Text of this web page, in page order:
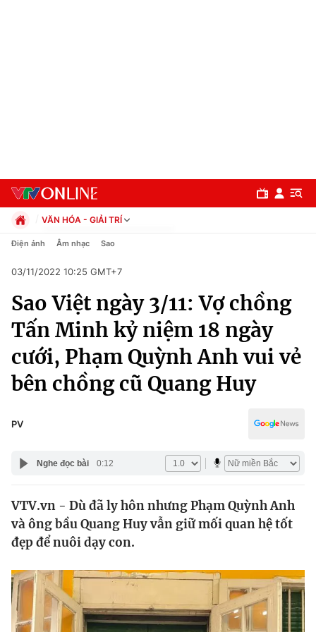
Chuyên mục
Chính trị
Xã hội
Tin tức
Thế giới đó đây
Câu chuyện quốc tế
Kinh tế
Tài chính
Thị trường
Góc doanh nghiệp
Truyền hình
VĂN HÓA - GIẢI TRÍ
Chính trị
Pháp luật
Kinh tế
Thể thao
Truyền hình
Văn hóa - Giải trí
Y tế
Đời sống
Điện ảnh Âm nhạc Sao
03/11/2022 10:25 GMT+7
Sao Việt ngày 3/11: Vợ chồng
Tấn Minh kỷ niệm 18 ngày
cưới, Phạm Quỳnh Anh vui vẻ
bên chồng cũ Quang Huy
PV
Nghe đọc bài 0:12
VTV.vn - Dù đã ly hôn nhưng Phạm Quỳnh Anh
và ông bầu Quang Huy vẫn giữ mối quan hệ tốt
đẹp để nuôi dạy con.